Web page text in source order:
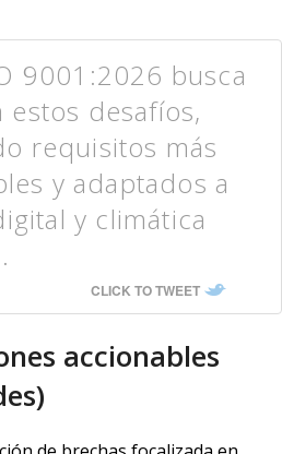
9001:2026 busca
desafíos,
requisitos más
y adaptados a
y climática
CLICK TO TWEET
accionables